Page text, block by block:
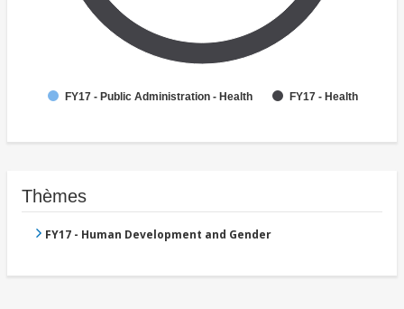
FY17 - Public Administration - Health FY17 - Health
Thèmes
FY17 - Human Development and Gender